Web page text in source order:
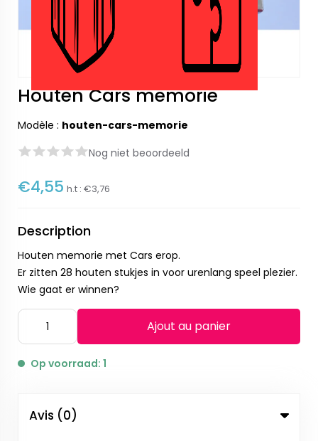
Houten Cars memorie
Modèle : houten-cars-memorie
Nog niet beoordeeld
€4,55 h.t : €3,76
Description
Houten memorie met Cars erop.
Er zitten 28 houten stukjes in voor urenlang speel plezier.
Wie gaat er winnen?
Ajout au panier
Op voorraad: 1
Avis (0)